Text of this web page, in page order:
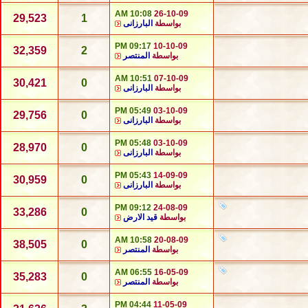
26-10-09
10:08 AM
بواسطة البارزانى 1
29,523
10-10-09
09:17 PM
بواسطة المنتصر 2
32,359
07-10-09
10:51 AM
بواسطة البارزانى 0
30,421
03-10-09
05:49 PM
بواسطة البارزانى 0
29,756
03-10-09
05:48 PM
بواسطة البارزانى 0
28,970
14-09-09
05:43 PM
بواسطة البارزانى 0
30,959
24-08-09
09:12 PM
بواسطة قيد الارض 0
33,286
20-08-09
10:58 AM
بواسطة المنتصر 0
38,505
16-05-09
06:55 AM
بواسطة المنتصر 0
35,283
11-05-09
04:44 PM